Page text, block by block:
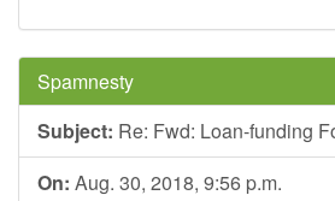
Spamnesty
Subject: Re: Fwd: Loan-funding
On: Aug. 30, 2018, 9:56 p.m.